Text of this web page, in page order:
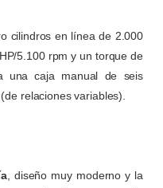
cilindros en línea de 2.000
5.100 rpm y un torque de
una caja manual de seis
relaciones variables).
, diseño muy moderno y la